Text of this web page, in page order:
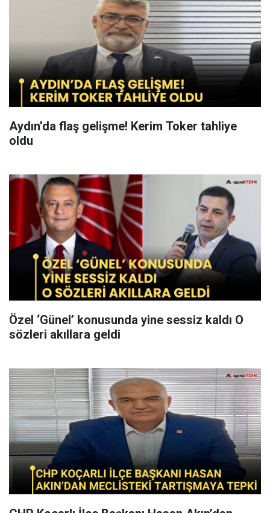
Aydın’da flaş gelişme! Kerim Toker tahliye
oldu
Özel ‘Günel’ konusunda yine sessiz kaldı O
sözleri akıllara geldi